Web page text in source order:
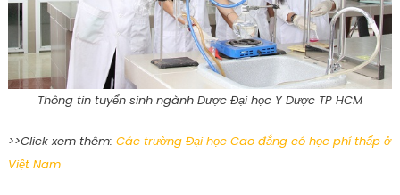
Thông tin tuyển sinh ngành Dược Đại học Y Dược TP HCM
>>Click xem thêm: Các trường Đại học Cao đẳng có học phí thấp ở
Việt Nam